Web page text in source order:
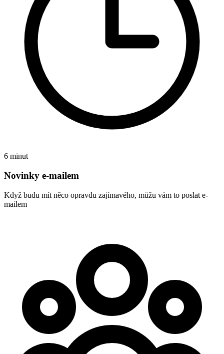
6 minut
Novinky e-mailem
Když budu mít něco opravdu zajímavého, můžu vám to poslat e-
mailem